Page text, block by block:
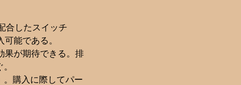
合したスイッチ
能である。
果が期待できる。排
。購入に際してパー